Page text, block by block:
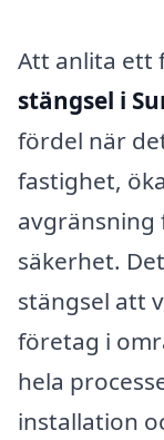
Att anlita ett
stängsel i
fördel när
fastighet,
avgränsning
säkerhet.
stängsel att
företag i
hela
installation